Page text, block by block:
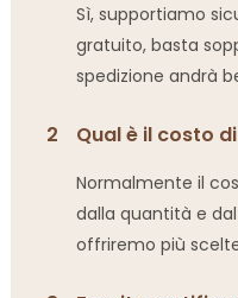
Sì, supportiamo
gratuito, basta
spedizione andrà
2 Qual è il costo
Normalmente il
dalla quantità e
offriremo più